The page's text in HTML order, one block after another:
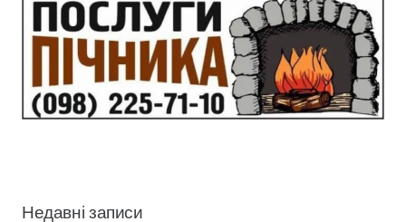
Недавні записи